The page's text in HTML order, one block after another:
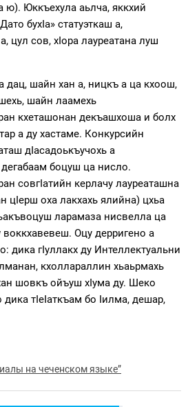
ю). Юккъехула аьлча, яккхий
бухIа» статуэткаш а,
цул сов, хIора лауреатана луш
дац, шайн хан а, ницкъ а ца кхоош,
шайн лаамехь
кхеташонан декъашхоша и болх
а ду хастаме. Конкурсийн
дIасадоькъучохь а
дегабаам боцуш ца нисло.
совгIатийн керлачу лауреаташна
цIерш оха лакхахь ялийна) цхьа
ларамаза нисвелла ца
воккхавевеш. Оцу дерригено а
дика гIуллакх ду Интеллектуальни
кхоллараллин хьаьрмахь
шовкъ ойъуш хIума ду. Шеко
дика тIеIаткъам бо Iилма, дешар,
на чеченском языке”